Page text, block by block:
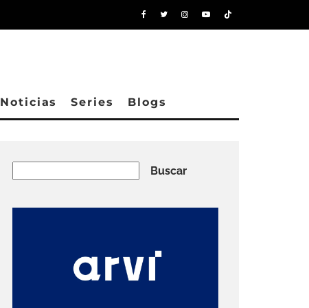
Noticias Series Blogs
Buscar